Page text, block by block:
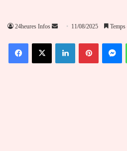
24heures Infos
Envoyer
courriel
11/08/2025
FacebookX LinkedinPinterest